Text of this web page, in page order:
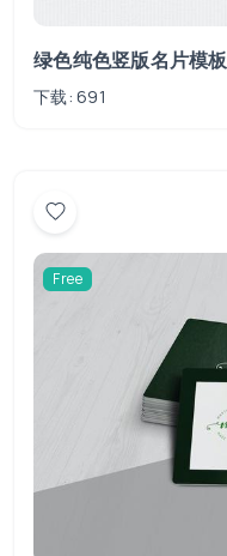
绿色纯色竖版名片模板
下载: 691
Free